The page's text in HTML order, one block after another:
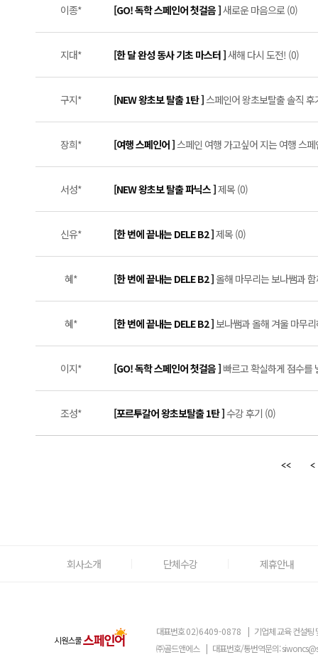
이종* [GO! 독학 스페인어 첫걸음 ]새로운 마음으로 (0)
지대* [한 달 완성 동사 기초 마스터 ]새해 다시 도전! (0)
구지* [NEW 왕초보 탈출 1탄 ]스페인어 왕초보탈출 솔직 후
장희* [여행 스페인어 ]스페인 여행 가고싶어 지는 여행 스
서성* [NEW 왕초보 탈출 파닉스 ]제목 (0)
신유* [한 번에 끝내는 DELE B2 ]제목 (0)
혜* [한 번에 끝내는 DELE B2 ]올해 마무리는 보나쌤과
혜* [한 번에 끝내는 DELE B2 ]보나쌤과 올해 겨울 마무
이지* [GO! 독학 스페인어 첫걸음 ] 빠르고 확실하게 점수를
조성* [포르투갈어 왕초보탈출 1탄 ]수강 후기 (0)
회사소개 단체수강 제휴안내
대표번호02)6409-0878 | 기업체 교육 컨설팅
㈜골드앤에스 | 대표번호/통번역문의: